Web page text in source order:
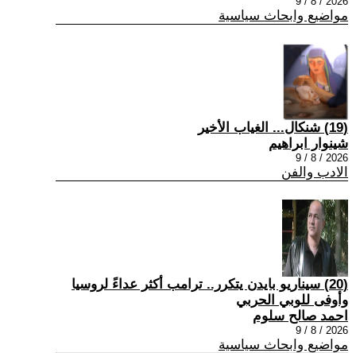
مواضيع وابحاث سياسية
(19) شنكال... الغياب الأخير
شينوار ابراهيم
2026 / 8 / 9
الادب والفن
(20) سيناريو بايدن يتكرر.. ترامب أكثر عداءً لروسيا
وأوفى للوبي الحربي
احمد صالح سلوم
2026 / 8 / 9
مواضيع وابحاث سياسية